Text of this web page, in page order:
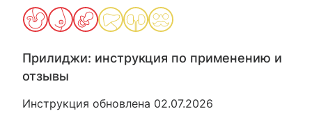
Прилиджи: инструкция по применению и
отзывы
Инструкция обновлена 02.07.2026